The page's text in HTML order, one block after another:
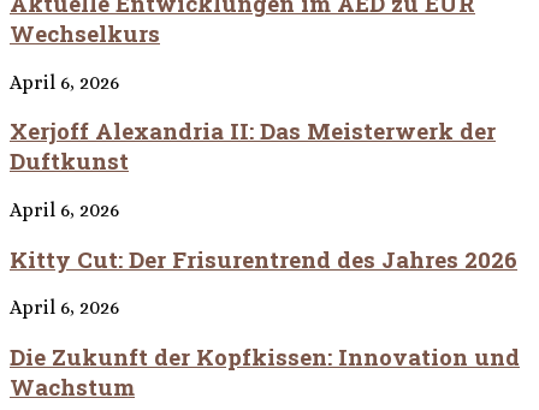
Wechselkurs
April 6, 2026
Xerjoff Alexandria II: Das Meisterwerk der
Duftkunst
April 6, 2026
Kitty Cut: Der Frisurentrend des Jahres 2026
April 6, 2026
Die Zukunft der Kopfkissen: Innovation und
Wachstum